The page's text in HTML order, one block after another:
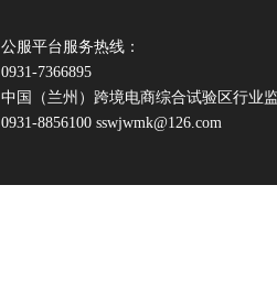
公服平台服务热线：
0931-7366895
中国（兰州）跨境电商综合试验区行业
0931-8856100 sswjwmk@126.com